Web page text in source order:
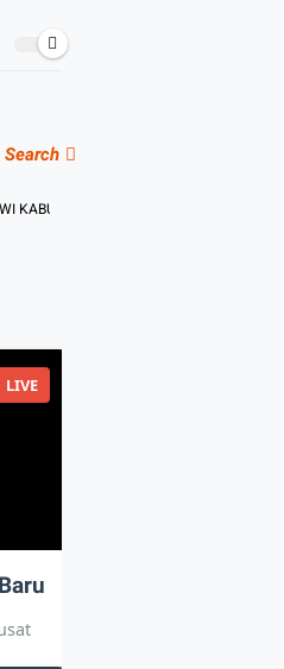
Search
BUNGO DAN TEBO ADA DITANGAN
LIVE